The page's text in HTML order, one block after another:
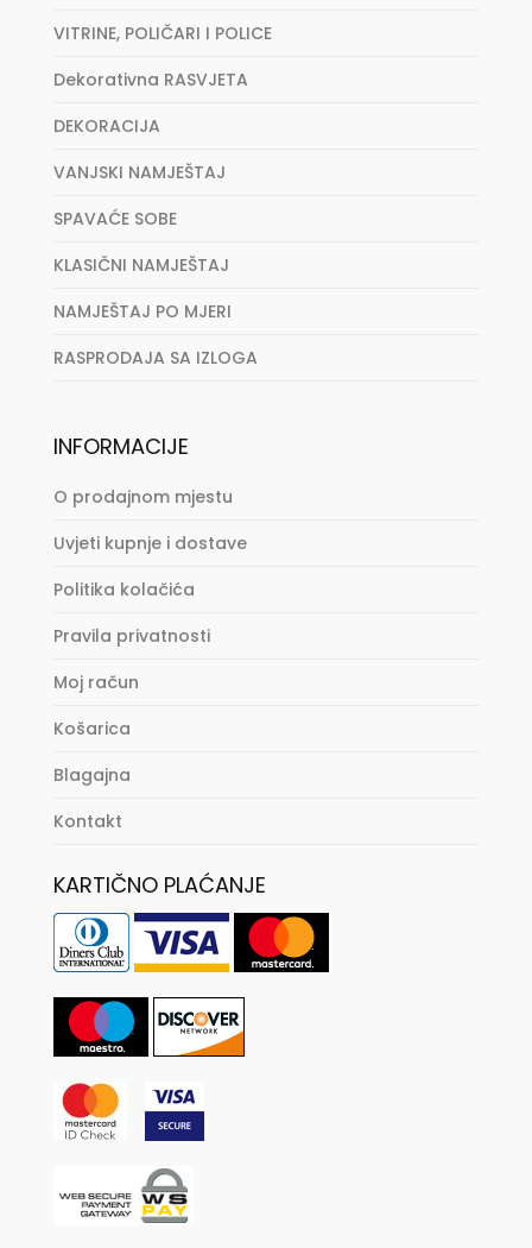
VITRINE, POLIČARI I POLICE
Dekorativna RASVJETA
DEKORACIJA
VANJSKI NAMJEŠTAJ
SPAVAĆE SOBE
KLASIČNI NAMJEŠTAJ
NAMJEŠTAJ PO MJERI
RASPRODAJA SA IZLOGA
INFORMACIJE
O prodajnom mjestu
Uvjeti kupnje i dostave
Politika kolačića
Pravila privatnosti
Moj račun
Košarica
Blagajna
Kontakt
KARTIČNO PLAĆANJE